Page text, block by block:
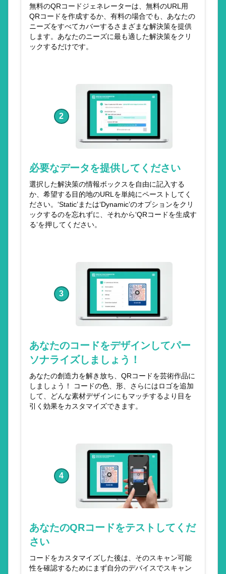
無料のQRコードジェネレーターは、無料のURL用
QRコードを作成するか、有料の場合でも、あなたの
ニーズをすべてカバーするさまざまな解決策を提供
します。あなたのニーズに最も適した解決策をクリ
ックするだけです。
2
必要なデータを提供してください
選択した解決策の情報ボックスを自由に記入する
か、希望する目的地のURLを単純にペーストしてく
ださい。‘Static’または‘Dynamic’のオプションをクリ
ックするのを忘れずに、それから‘QRコードを生成す
る’を押してください。
3
あなたのコードをデザインしてパー
ソナライズしましょう！
あなたの創造力を解き放ち、QRコードを芸術作品に
しましょう！ コードの色、形、さらにはロゴを追加
して、どんな素材デザインにもマッチするより目を
引く効果をカスタマイズできます。
4
あなたのQRコードをテストしてくだ
さい
コードをカスタマイズした後は、そのスキャン可能
性を確認するためにまず自分のデバイスでスキャン